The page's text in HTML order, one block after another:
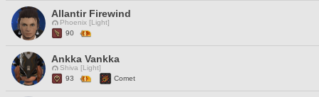
Allantir Firewind
Phoenix [Light]
90
Ankka Vankka
Shiva [Light]
93
Comet